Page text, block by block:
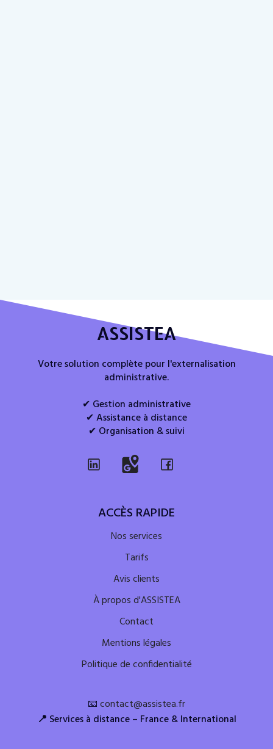
ASSISTEA
Votre solution complète pour l'externalisation
administrative.
✔ Gestion administrative
✔ Assistance à distance
✔ Organisation & suivi
ACCÈS RAPIDE
Nos services
Tarifs
Avis clients
À propos d'ASSISTEA
Contact
Mentions légales
Politique de confidentialité
📧contact@assistea.fr
📍 Services à distance – France & International